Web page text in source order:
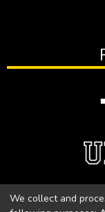
We collect and